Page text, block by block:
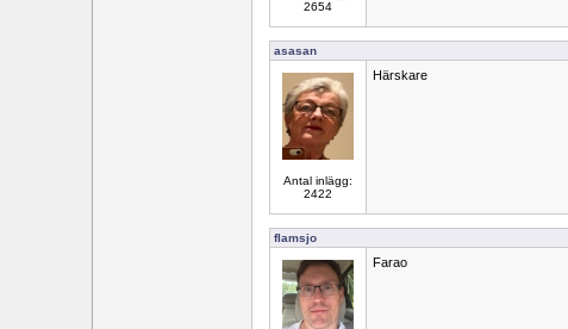
2654
asasan
Antal inlägg:
2422
Härskare
flamsjo
Farao